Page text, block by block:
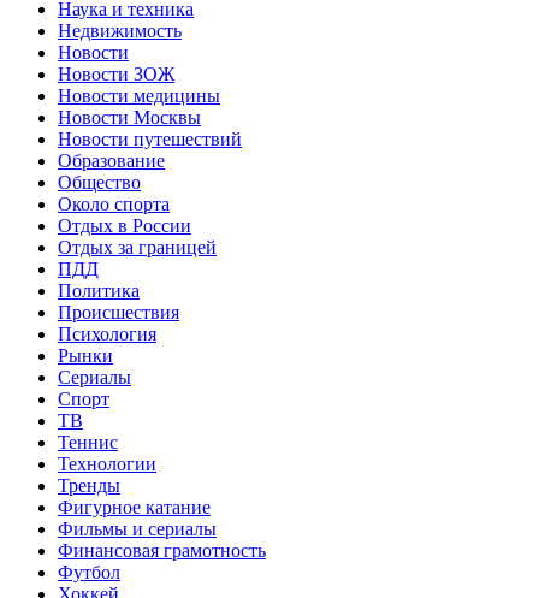
Наука и техника
Недвижимость
Новости
Новости ЗОЖ
Новости медицины
Новости Москвы
Новости путешествий
Образование
Общество
Около спорта
Отдых в России
Отдых за границей
ПДД
Политика
Происшествия
Психология
Рынки
Сериалы
Спорт
ТВ
Теннис
Технологии
Тренды
Фигурное катание
Фильмы и сериалы
Финансовая грамотность
Футбол
Хоккей